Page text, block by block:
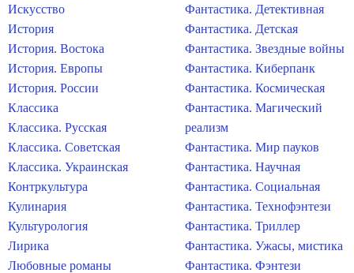
Искусство
История
История. Востока
История. Европы
История. России
Классика
Классика. Русская
Классика. Советская
Классика. Украинская
Контркультура
Кулинария
Культурология
Лирика
Любовные романы
Фантастика. Детективная
Фантастика. Детская
Фантастика. Звездные войны
Фантастика. Киберпанк
Фантастика. Космическая
Фантастика. Магический
реализм
Фантастика. Мир пауков
Фантастика. Научная
Фантастика. Социальная
Фантастика. Технофэнтези
Фантастика. Триллер
Фантастика. Ужасы, мистика
Фантастика. Фэнтези